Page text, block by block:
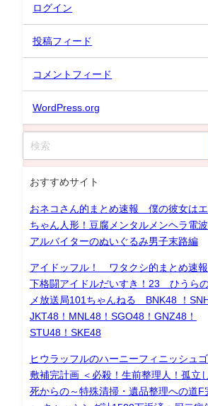
ログイン
投稿フィード
コメントフィード
WordPress.org
おすすめサイト
おネコさん的まとめ速報 僕の彼女は
ちゃん人形！豆腐メンタルメンヘラ電
アルバイターのぬいぐるみ男子末路編
アイドッフル！ ワタクシ的まとめ速
下格闘アイドルだいすき！23 ひうら
メ放送局101ちゃんねる BNK48 ！
JKT48！MNL48！SGO48！GNZ48！
STU48！SKE48
ヒウラッフルのハーニーフィニッシュ
敷補完計画 ＜必殺！生前整理人！孤立
死からの～特殊清掃・遺品整理への道F